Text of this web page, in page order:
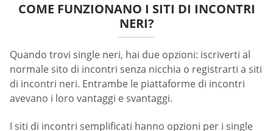
COME FUNZIONANO I SITI DI INCONTRI
NERI?
Quando trovi single neri, hai due opzioni: iscriverti al
normale sito di incontri senza nicchia o registrarti a siti
di incontri neri. Entrambe le piattaforme di incontri
avevano i loro vantaggi e svantaggi.
I siti di incontri semplificati hanno opzioni per i single